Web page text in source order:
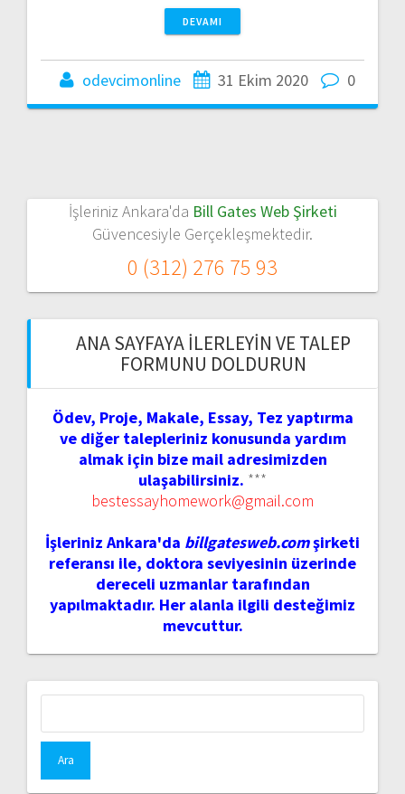
DEVAMI
odevcimonline 31 Ekim 2020 0
İşleriniz Ankara'da Bill Gates Web Şirketi
Güvencesiyle Gerçekleşmektedir.
0 (312) 276 75 93
ANA SAYFAYA İLERLEYIN VE TALEP
FORMUNU DOLDURUN
Ödev, Proje, Makale, Essay, Tez yaptırma
ve diğer talepleriniz konusunda yardım
almak için bize mail adresimizden
ulaşabilirsiniz. ***
bestessayhomework@gmail.com
İşleriniz Ankara'da billgatesweb.comşirketi
referansı ile, doktora seviyesinin üzerinde
dereceli uzmanlar tarafından
yapılmaktadır. Her alanla ilgili desteğimiz
mevcuttur.